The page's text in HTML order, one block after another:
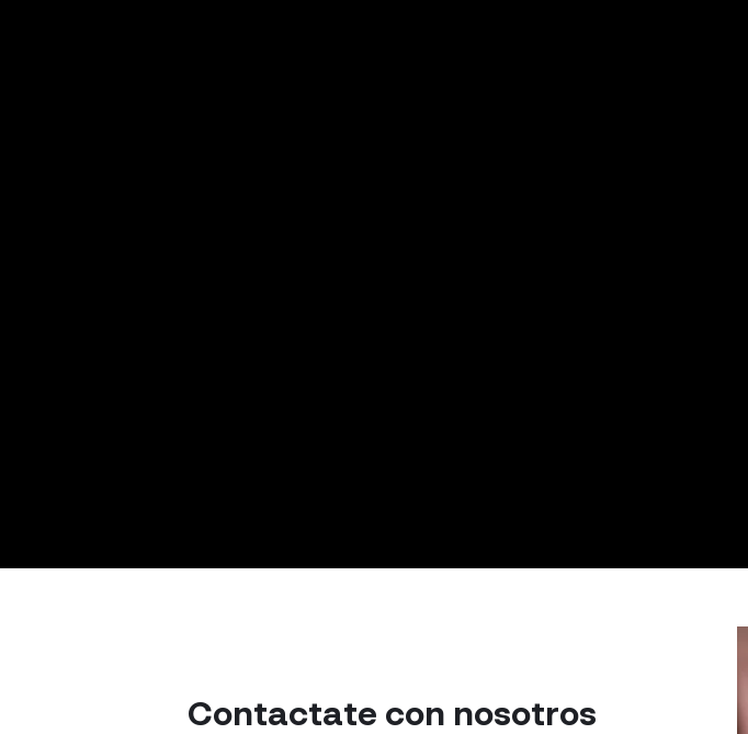
Contactate con nosotros